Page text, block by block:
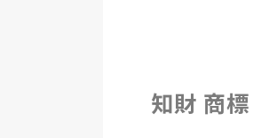
知財 商標